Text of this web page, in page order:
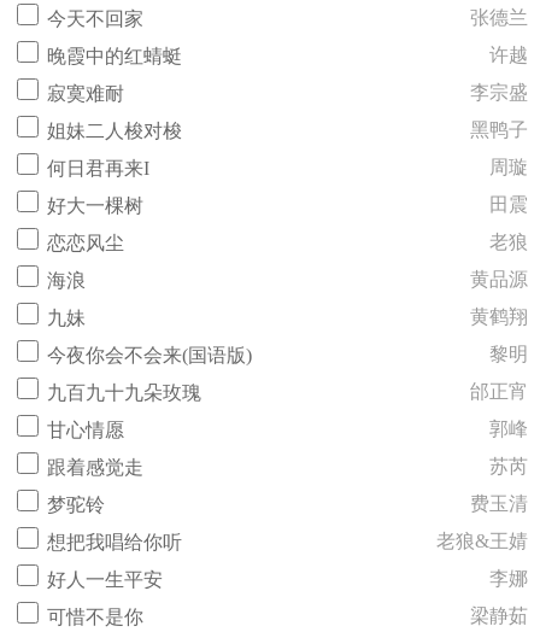
今天不回家
张德兰
晚霞中的红蜻蜓
许越
寂寞难耐
李宗盛
姐妹二人梭对梭
黑鸭子
何日君再来I
周璇
好大一棵树
田震
恋恋风尘
老狼
海浪
黄品源
九妹
黄鹤翔
今夜你会不会来(国语版)
黎明
九百九十九朵玫瑰
邰正宵
甘心情愿
郭峰
跟着感觉走
苏芮
梦驼铃
费玉清
想把我唱给你听
老狼&王婧
好人一生平安
李娜
可惜不是你
梁静茹